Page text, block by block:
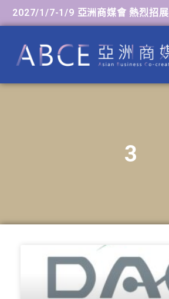
2027/1/7-1/9 亞洲商媒會 熱烈招
3